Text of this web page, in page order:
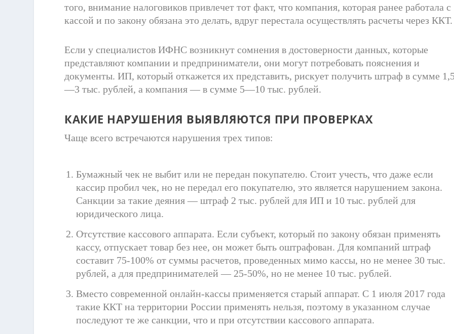
того, внимание налоговиков привлечет тот факт, что компания, которая ранее работала с
кассой и по закону обязана это делать, вдруг перестала осуществлять расчеты через ККТ.
Если у специалистов ИФНС возникнут сомнения в достоверности данных, которые
представляют компании и предприниматели, они могут потребовать пояснения и
документы. ИП, который откажется их представить, рискует получить штраф в сумме
—3 тыс. рублей, а компания — в сумме 5—10 тыс. рублей.
КАКИЕ НАРУШЕНИЯ ВЫЯВЛЯЮТСЯ ПРИ ПРОВЕРКАХ
Чаще всего встречаются нарушения трех типов:
Бумажный чек не выбит или не передан покупателю. Стоит учесть, что даже если
кассир пробил чек, но не передал его покупателю, это является нарушением закона.
Санкции за такие деяния — штраф 2 тыс. рублей для ИП и 10 тыс. рублей для
юридического лица.
Отсутствие кассового аппарата. Если субъект, который по закону обязан применять
кассу, отпускает товар без нее, он может быть оштрафован. Для компаний штраф
составит 75-100% от суммы расчетов, проведенных мимо кассы, но не менее 30 тыс.
рублей, а для предпринимателей — 25-50%, но не менее 10 тыс. рублей.
Вместо современной онлайн-кассы применяется старый аппарат. С 1 июля 2017 года
такие ККТ на территории России применять нельзя, поэтому в указанном случае
последуют те же санкции, что и при отсутствии кассового аппарата.